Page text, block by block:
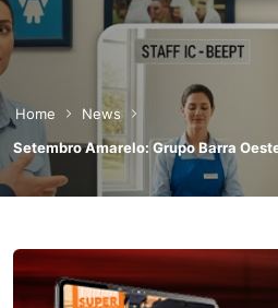
Home
News
Setembro Amarelo: Grupo Barra